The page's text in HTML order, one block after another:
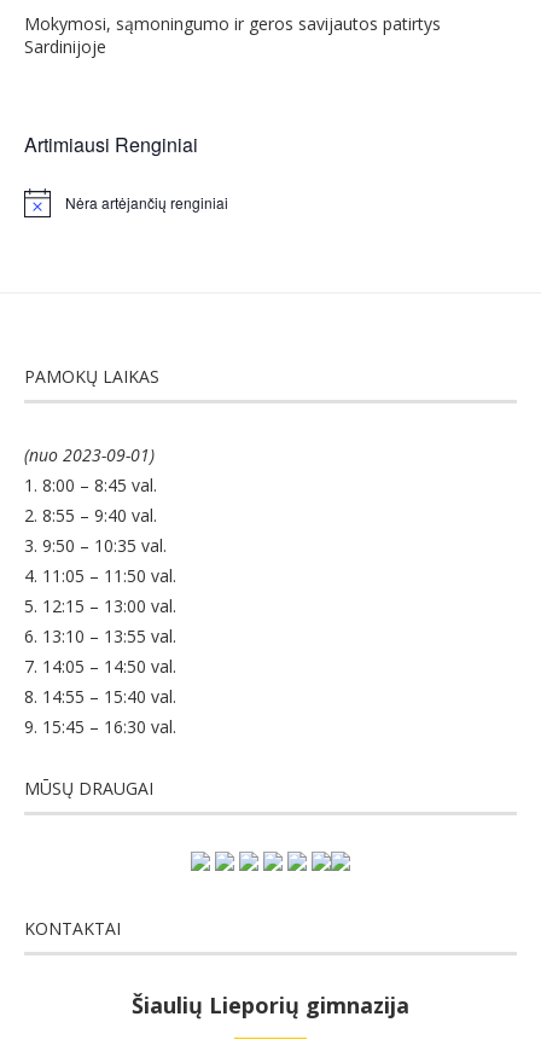
Mokymosi, sąmoningumo ir geros savijautos patirtys
Sardinijoje
Artimiausi Renginiai
Notice Nėra artėjančių renginiai
PAMOKŲ LAIKAS
(nuo 2023-09-01)
1. 8:00 – 8:45 val.
2. 8:55 – 9:40 val.
3. 9:50 – 10:35 val.
4. 11:05 – 11:50 val.
5. 12:15 – 13:00 val.
6. 13:10 – 13:55 val.
7. 14:05 – 14:50 val.
8. 14:55 – 15:40 val.
9. 15:45 – 16:30 val.
MŪSŲ DRAUGAI
KONTAKTAI
Šiaulių Lieporių gimnazija